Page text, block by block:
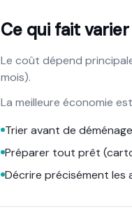
Ce qui fait
Le coût dépend
mois).
La meilleure économie
Trier avant de
Préparer tout prêt
Décrire précisément les